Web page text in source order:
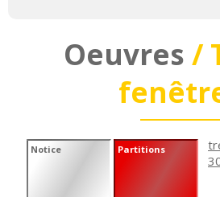
Oeuvres /
Notice Partitions